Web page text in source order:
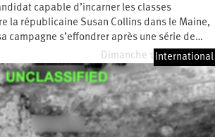
capable d’incarner les classes
la républicaine Susan Collins dans le Maine,
campagne s’effondrer après une série de…
Dimanche 19 juillet 2026
International